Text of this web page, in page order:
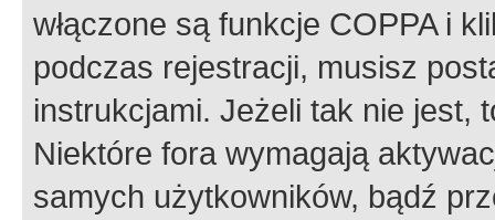
włączone są funkcje COPPA i
podczas rejestracji, musisz
instrukcjami. Jeżeli tak nie jest,
Niektóre fora wymagają
samych użytkowników, bądź